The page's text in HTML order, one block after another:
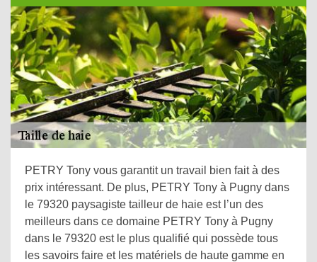
PETRY Tony vous garantit un travail bien fait à des
prix intéressant. De plus, PETRY Tony à Pugny dans
le 79320 paysagiste tailleur de haie est l’un des
meilleurs dans ce domaine PETRY Tony à Pugny
dans le 79320 est le plus qualifié qui possède tous
les savoirs faire et les matériels de haute gamme en